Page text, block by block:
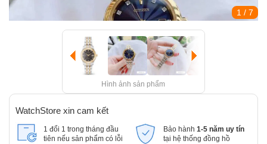
1 / 7
Hình ảnh sản phẩm
WatchStore xin cam kết
1 đổi 1 trong tháng đầu
tiên nếu sản phẩm có lỗi
Bảo hành 1-5 năm uy tín
tại hệ thống đồng hồ